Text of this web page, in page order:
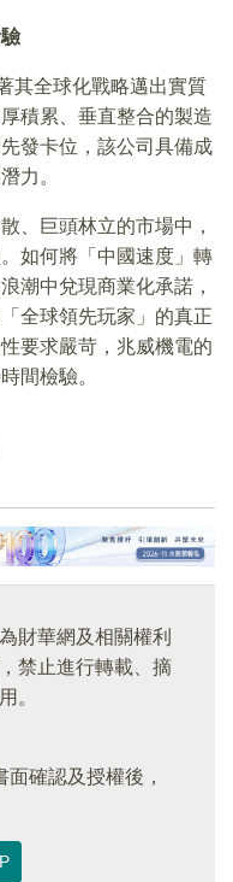
其全球化戰略邁出實質
積累、垂直整合的製造
發卡位，該公司具備成
力。
、巨頭林立的市場中，
如何將「中國速度」轉
潮中兌現商業化承諾，
全球領先玩家」的真正
要求嚴苛，兆威機電的
間檢驗。
財華網及相關權利
禁止進行轉載、摘
。
面確認及授權後，